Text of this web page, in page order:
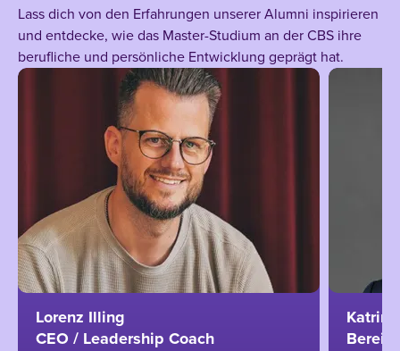
Lass dich von den Erfahrungen unserer Alumni inspirieren
und entdecke, wie das Master-Studium an der CBS ihre
berufliche und persönliche Entwicklung geprägt hat.
Lorenz Illing
CEO / Leadership Coach
Katrin